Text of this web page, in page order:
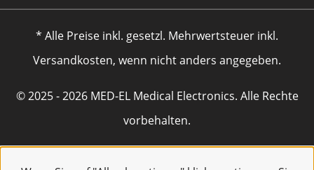
* Alle Preise inkl. gesetzl. Mehrwertsteuer inkl.
Versandkosten, wenn nicht anders angegeben.
© 2025 - 2026 MED-EL Medical Electronics. Alle Rechte
vorbehalten.